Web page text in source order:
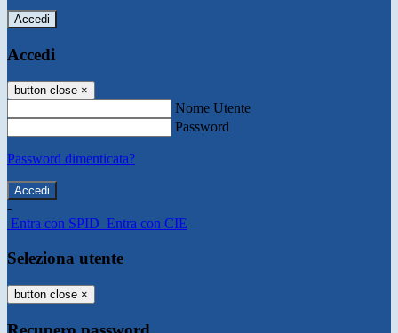
Accedi
Accedi
button close ×
Nome Utente
Password
Password dimenticata?
-
Entra con SPID Entra con CIE
Seleziona utente
button close ×